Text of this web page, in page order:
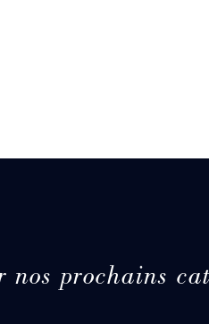
nos prochains